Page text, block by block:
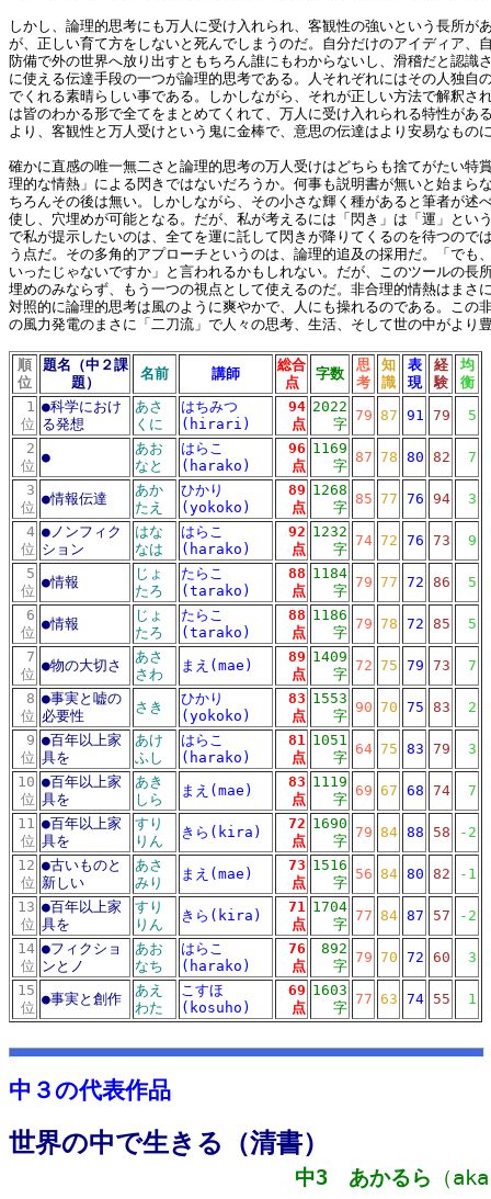
しかし、論理的思考にも万人に受け入れられ、客観性の強いという長所が
が、正しい育て方をしないと死んでしまうのだ。自分だけのアイディア、
防備で外の世界へ放り出すともちろん誰にもわからないし、滑稽だと認識
に使える伝達手段の一つが論理的思考である。人それぞれにはその人独自
でくれる素晴らしい事である。しかしながら、それが正しい方法で解釈さ
は皆のわかる形で全てをまとめてくれて、万人に受け入れられる特性があ
より、客観性と万人受けという鬼に金棒で、意思の伝達はより安易なもの
確かに直感の唯一無二さと論理的思考の万人受けはどちらも捨てがたい特
理的な情熱」による閃きではないだろうか。何事も説明書が無いと始まら
ちろんその後は無い。しかしながら、その小さな輝く種があると筆者が述
使し、穴埋めが可能となる。だが、私が考えるには「閃き」は「運」とい
で私が提示したいのは、全てを運に託して閃きが降りてくるのを待つので
う点だ。その多角的アプローチというのは、論理的追及の採用だ。「でも
いったじゃないですか」と言われるかもしれない。だが、このツールの長
埋めのみならず、もう一つの視点として使えるのだ。非合理的情熱はまさ
対照的に論理的思考は風のように爽やかで、人にも操れるのである。この
の風力発電のまさに「二刀流」で人々の思考、生活、そして世の中がより
順
位
題名（中２課
題）
名前 講師
総合
点
字数
思
考
知
識
表
現
経
験
均
衡
1
位
●科学におけ
る発想
あさ
くに
はちみつ
(hirari)
94
点
2022
字
79 87 91 79
5
2
位
●
あお
なと
はらこ
(harako)
96
点
1169
字
87 78 80 82
7
3
位
●情報伝達
あか
たえ
ひかり
(yokoko)
89
点
1268
字
85 77 76 94
3
4
位
●ノンフィク
ション
はな
なは
はらこ
(harako)
92
点
1232
字
74 72 76 73
9
5
位
●情報
じょ
たろ
たらこ
(tarako)
88
点
1184
字
79 77 72 86
5
6
位
●情報
じょ
たろ
たらこ
(tarako)
88
点
1186
字
79 78 72 85
5
7
位
●物の大切さ
あさ
さわ
まえ(mae)
89
点
1409
字
72 75 79 73
7
8
位
●事実と嘘の
必要性
さき
ひかり
(yokoko)
83
点
1553
字
90 70 75 83
2
9
位
●百年以上家
具を
あけ
ふし
はらこ
(harako)
81
点
1051
字
64 75 83 79
3
10
位
●百年以上家
具を
あき
しら
まえ(mae)
83
点
1119
字
69 67 68 74
7
11
位
●百年以上家
具を
すり
りん
きら(kira)
72
点
1690
字
79 84 88 58
-2
12
位
●古いものと
新しい
あさ
みり
まえ(mae)
73
点
1516
字
56 84 80 82
-1
13
位
●百年以上家
具を
すり
りん
きら(kira)
71
点
1704
字
77 84 87 57
-2
14
位
●フィクショ
ンとノ
あお
なち
はらこ
(harako)
76
点
892
字
79 70 72 60
3
15
位
●事実と創作
あえ
わた
こすほ
(kosuho)
69
点
1603
字
77 63 74 55
1
中３の代表作品
世界の中で生きる（清書）
中3 あかるら （